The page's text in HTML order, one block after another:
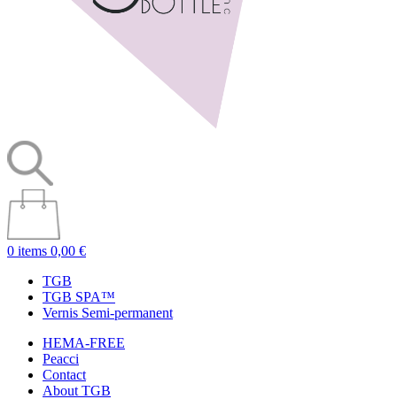
0 items 0,00 €
TGB
TGB SPA™
Vernis Semi-permanent
HEMA-FREE
Peacci
Contact
About TGB